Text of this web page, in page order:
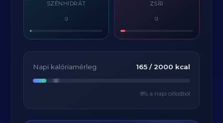
SZÉNHIDRÁT
g
ZSÍR
g
Napi kalóriamérleg 165/ 2000 kcal
8% a napi célodból